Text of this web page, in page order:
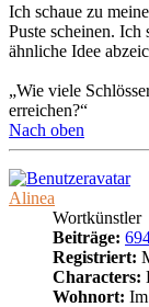
Ich schaue zu
Puste scheinen. Ich
ähnliche Idee
„Wie viele
erreichen?“
Nach oben
Alinea
Wortkünstler
Beiträge:
Registriert:
Characters:
Wohnort: